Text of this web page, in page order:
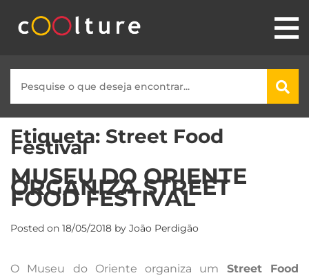
Etiqueta: Street Food
Festival
MUSEU DO ORIENTE
ORGANIZA STREET
FOOD FESTIVAL
Posted on 18/05/2018 by João Perdigão
O Museu do Oriente organiza um Street Food